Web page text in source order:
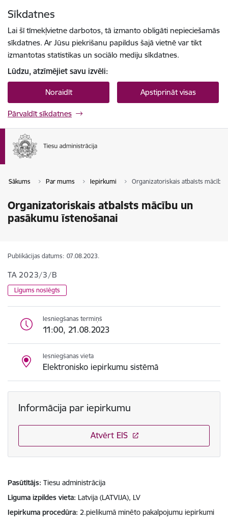
Sīkdatnes
Lai šī tīmekļvietne darbotos, tā izmanto obligāti nepieciešamās
sīkdatnes. Ar Jūsu piekrišanu papildus šajā vietnē var tikt
izmantotas statistikas un sociālo mediju sīkdatnes.
Lūdzu, atzīmējiet savu izvēli:
Noraidīt Apstiprināt visas
Pārvaldīt sīkdatnes
Sākums Par mums Iepirkumi Organizatoriskais atbalsts mācību
Organizatoriskais atbalsts mācību un
pasākumu īstenošanai
Publikācijas datums: 07.08.2023.
TA 2023/3/B
Līgums noslēgts
Iesniegšanas termiņš
11:00, 21.08.2023
Iesniegšanas vieta
Elektronisko iepirkumu sistēmā
Informācija par iepirkumu
Atvērt EIS
Pasūtītājs Tiesu administrācija
Līguma izpildes vieta Latvija (LATVIJA), LV
Iepirkuma procedūra 2.pielikumā minēto pakalpojumu iepirkumi